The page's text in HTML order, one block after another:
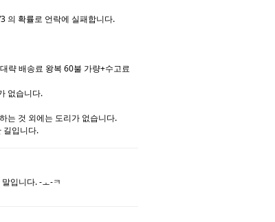
의 확률로 언락에 실패합니다.
략 배송료 왕복 60불 가량+수고료
없습니다.
는 것 외에는 도리가 없습니다.
길입니다.
입니다. -ㅗ-ㅋ